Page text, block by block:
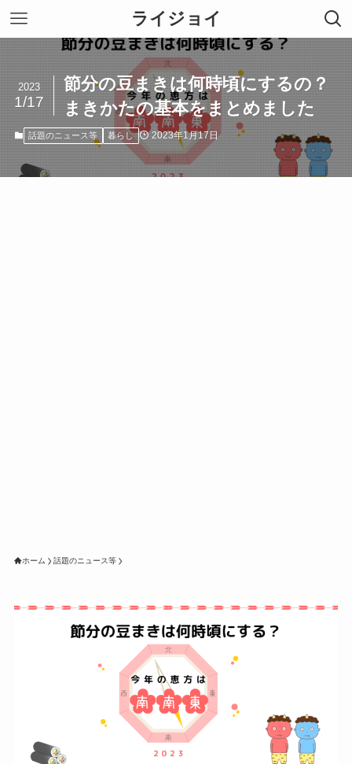
ライジョイ
節分の豆まきは何時頃にするの？
まきかたの基本をまとめました
2023
1/17
話題のニュース等 暮らし 2023年1月17日
ホーム 話題のニュース等